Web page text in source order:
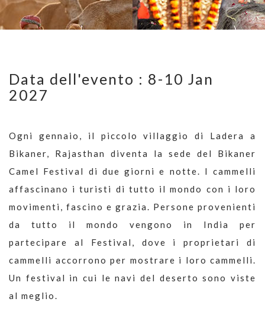
Data dell'evento : 8-10 Jan
2027
Ogni gennaio, il piccolo villaggio di Ladera a
Bikaner, Rajasthan diventa la sede del Bikaner
Camel Festival di due giorni e notte. I cammelli
affascinano i turisti di tutto il mondo con i loro
movimenti, fascino e grazia. Persone provenienti
da tutto il mondo vengono in India per
partecipare al Festival, dove i proprietari di
cammelli accorrono per mostrare i loro cammelli.
Un festival in cui le navi del deserto sono viste
al meglio.